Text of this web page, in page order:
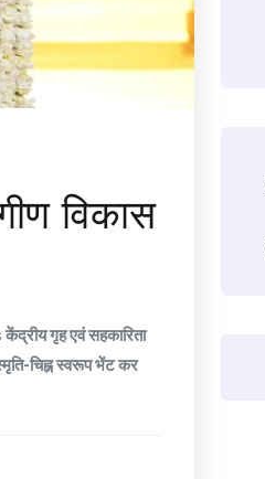
विकास
गृह एवं सहकारिता
चिह्न स्वरूप भेंट कर